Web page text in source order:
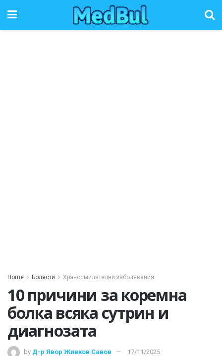
Home Болести Храносмилателни заболявания
10 причини за коремна
болка всяка сутрин и
диагнозата
by Д-р Явор Живков Савов 17/11/2025